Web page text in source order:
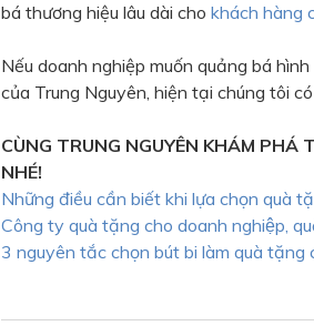
bá thương hiệu lâu dài cho khách hàng
Nếu doanh nghiệp muốn quảng bá
của Trung Nguyên, hiện tại chúng tôi
CÙNG TRUNG NGUYÊN KHÁM
NHÉ!
Những điều cần biết khi lựa chọn quà
Công ty quà tặng cho doanh nghiệp,
3 nguyên tắc chọn bút bi làm quà tặng